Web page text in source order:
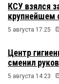
КСУ взялся
крупнейшем
5 августа 17:25
Центр
сменил
5 августа 14:23